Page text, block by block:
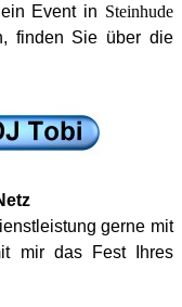
Event in Steinhude
finden Sie über die
gerne mit
mir das Fest Ihres